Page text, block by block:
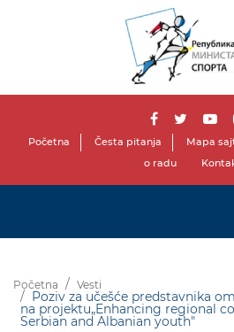
Početna Česta pitanja Mapa
o radu
Početna Vesti
Poziv za učešće predstavnika
na projektu„Enhancing regional
Serbian and Albanian youth"